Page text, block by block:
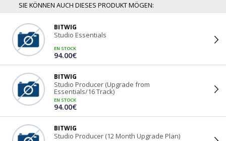
SIE KÖNNEN AUCH DIESES PRODUKT MÖGEN:
BITWIG
Studio Essentials
EN STOCK
94.00€
BITWIG
Studio Producer (Upgrade from
Essentials/16 Track)
EN STOCK
94.00€
BITWIG
Studio Producer (12 Month Upgrade Plan)